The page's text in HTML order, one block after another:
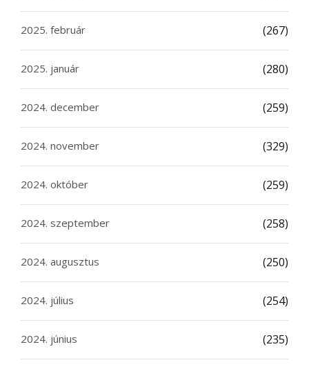
2025. február (267)
2025. január (280)
2024. december (259)
2024. november (329)
2024. október (259)
2024. szeptember (258)
2024. augusztus (250)
2024. július (254)
2024. június (235)